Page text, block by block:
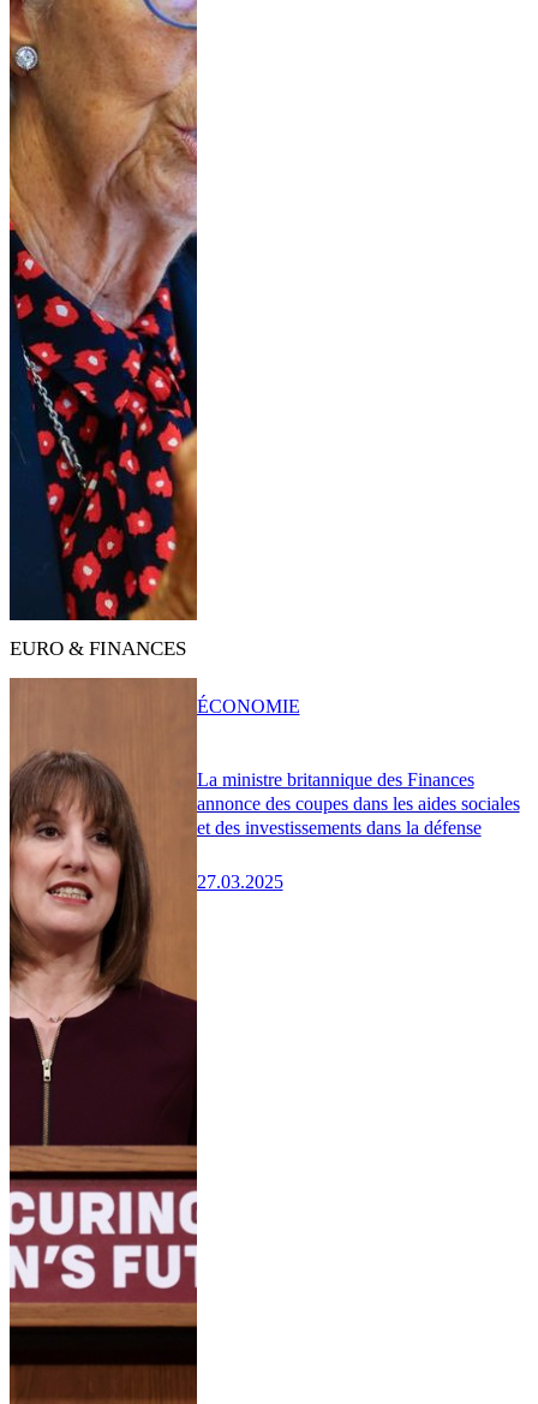
EURO & FINANCES
La ministre britannique des Finances
annonce des coupes dans les aides sociales
et des investissements dans la défense
27.03.2025
ÉCONOMIE